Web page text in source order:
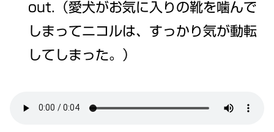
out.（愛犬がお気に入りの靴を噛んで
しまってニコルは、すっかり気が動転
してしまった。）